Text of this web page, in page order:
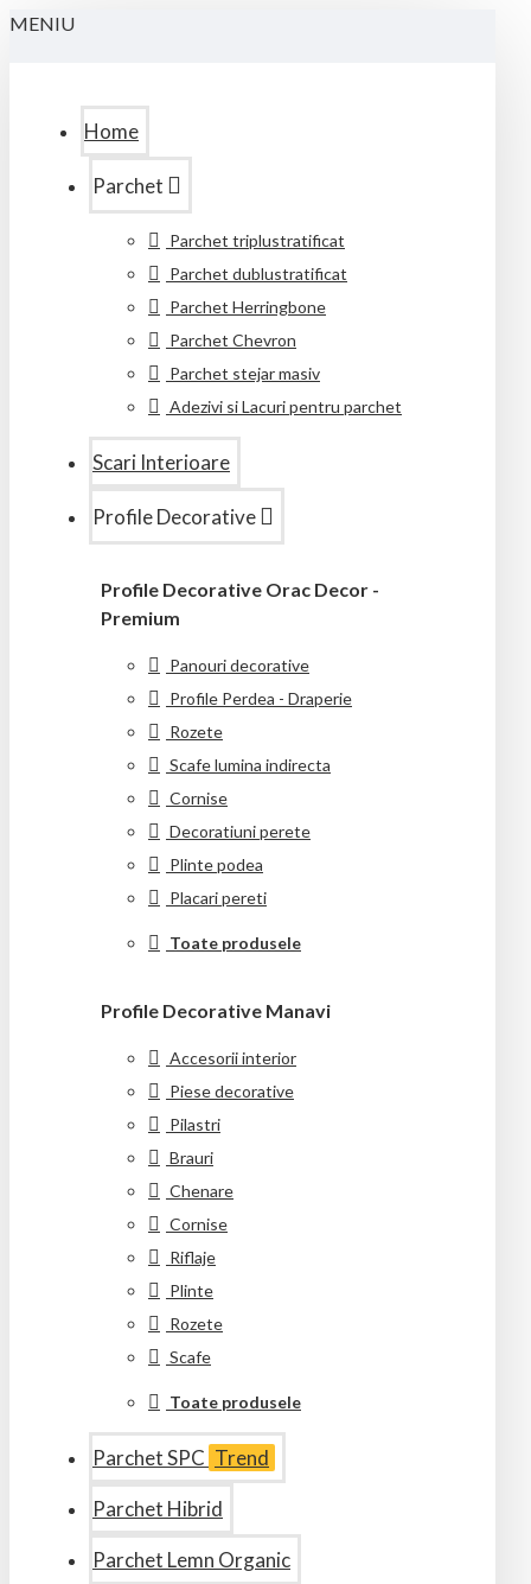
MENIU
Home
Parchet
Parchet triplustratificat
Parchet dublustratificat
Parchet Herringbone
Parchet Chevron
Parchet stejar masiv
Adezivi si Lacuri pentru parchet
Scari Interioare
Profile Decorative
Profile Decorative Orac Decor -
Premium
Panouri decorative
Profile Perdea - Draperie
Rozete
Scafe lumina indirecta
Cornise
Decoratiuni perete
Plinte podea
Placari pereti
Toate produsele
Profile Decorative Manavi
Accesorii interior
Piese decorative
Pilastri
Brauri
Chenare
Cornise
Riflaje
Plinte
Rozete
Scafe
Toate produsele
Parchet SPC Trend
Parchet Hibrid
Parchet Lemn Organic